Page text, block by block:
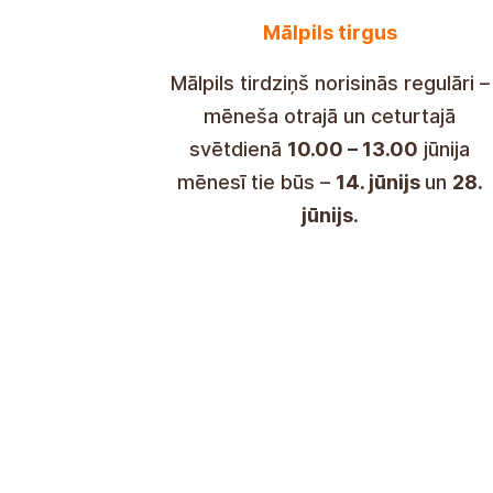
Mālpils-marknaden
Mālpils-marknaden äger rum
regelbundet – andra och fjärde
söndagen i månaden från 10:00
13:00, och i juni är detden 14 och
28 juni